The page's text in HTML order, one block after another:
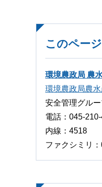
このペー
環境農政局 農
環境農政局農
安全管理グル
電話：045-
内線：4518
ファクシミリ